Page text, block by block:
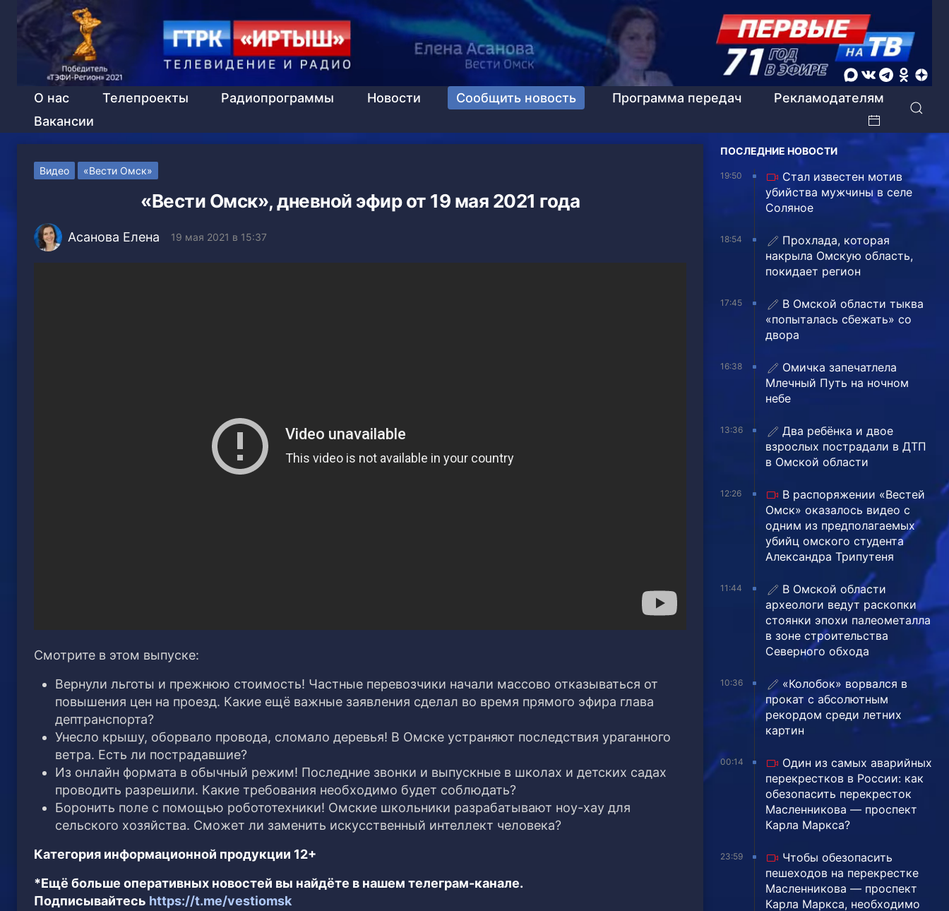
О нас Телепроекты Радиопрограммы Новости Сообщить новость Программа передач
Рекламодателям
Вакансии
Видео «Вести Омск»
«Вести Омск», дневной эфир от 19 мая 2021 года
Асанова Елена 19 мая 2021 в 15:37
Смотрите в этом выпуске:
Вернули льготы и прежнюю стоимость! Частные перевозчики начали массово отказываться от
повышения цен на проезд. Какие ещё важные заявления сделал во время прямого эфира глава
дептранспорта?
Унесло крышу, оборвало провода, сломало деревья! В Омске устраняют последствия ураганного
ветра. Есть ли пострадавшие?
Из онлайн формата в обычный режим! Последние звонки и выпускные в школах и детских садах
проводить разрешили. Какие требования необходимо будет соблюдать?
Боронить поле с помощью робототехники! Омские школьники разрабатывают ноу-хау для
сельского хозяйства. Сможет ли заменить искусственный интеллект человека?
Категория информационной продукции 12+
*Ещё больше оперативных новостей вы найдёте в нашем телеграм-канале.
Подписывайтесь https://t.me/vestiomsk
ПОСЛЕДНИЕ НОВОСТИ
19:50
Стал известен мотив
убийства мужчины в селе
Соляное
18:54
Прохлада, которая
накрыла Омскую область,
покидает регион
17:45
В Омской области тыква
«попыталась сбежать» со
двора
16:38
Омичка запечатлела
Млечный Путь на ночном
небе
13:36
Два ребёнка и двое
взрослых пострадали в ДТП
в Омской области
12:26
В распоряжении «Вестей
Омск» оказалось видео с
одним из предполагаемых
убийц омского студента
Александра Трипутеня
11:44
В Омской области
археологи ведут раскопки
стоянки эпохи палеометалла
в зоне строительства
Северного обхода
10:36
«Колобок» ворвался в
прокат с абсолютным
рекордом среди летних
картин
00:14
Один из самых аварийных
перекрестков в России: как
обезопасить перекресток
Масленникова — проспект
Карла Маркса?
23:59
Чтобы обезопасить
пешеходов на перекрестке
Масленникова — проспект
Карла Маркса, необходимо